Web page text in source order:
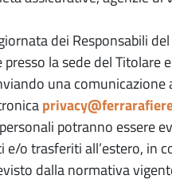
dei Responsabili
la sede del Titolare
una comunicazione
potranno essere
e/o trasferiti all’estero, in
dalla normativa